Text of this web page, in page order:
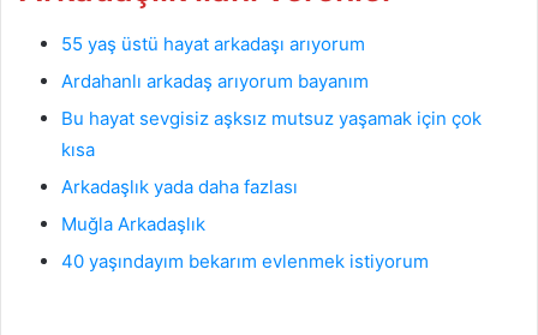
55 yaş üstü hayat arkadaşı arıyorum
Ardahanlı arkadaş arıyorum bayanım
Bu hayat sevgisiz aşksız mutsuz yaşamak için çok
kısa
Arkadaşlık yada daha fazlası
Muğla Arkadaşlık
40 yaşındayım bekarım evlenmek istiyorum
Ardahan Arkadaşlık
15
2025
A
r
d